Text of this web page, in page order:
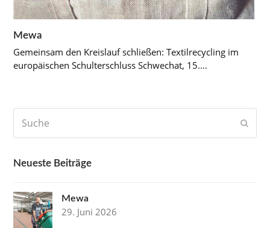
Mewa
Gemeinsam den Kreislauf schließen: Textilrecycling im
europäischen Schulterschluss Schwechat, 15.…
Neueste Beiträge
Mewa
29. Juni 2026